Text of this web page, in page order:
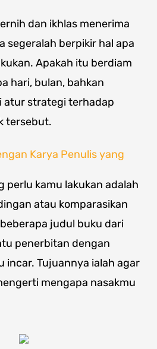
dan ikhlas menerima
segeralah berpikir hal apa
Apakah itu berdiam
hari, bulan, bahkan
atur strategi terhadap
tersebut.
Karya Penulis yang
perlu kamu lakukan adalah
atau komparasikan
judul buku dari
penerbitan dengan
incar. Tujuannya ialah agar
mengapa nasakmu